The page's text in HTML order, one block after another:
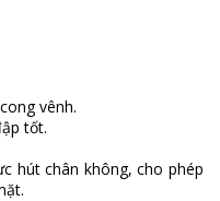
vênh.
tốt.
hút chân không, cho phép